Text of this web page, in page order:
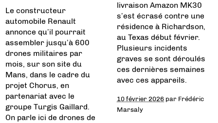
Le constructeur
automobile Renault
annonce qu’il pourrait
assembler jusqu’à 600
drones militaires par
mois, sur son site du
Mans, dans le cadre du
projet Chorus, en
partenariat avec le
groupe Turgis Gaillard.
On parle ici de drones de
livraison Amazon MK30
s’est écrasé contre une
résidence à Richardson,
au Texas début février.
Plusieurs incidents
graves se sont déroulés
ces dernières semaines
avec ces appareils.
10 février 2026 par Frédéric
Marsaly